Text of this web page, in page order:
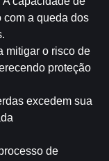
com a queda dos
mitigar o risco de
proteção
excedem sua
de